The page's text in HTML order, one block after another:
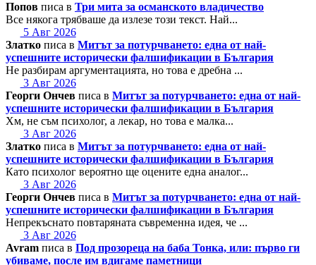
Попов писа в Три мита за османското владичество
Все някога трябваше да излезе този текст. Най...
5 Авг 2026
Златко писа в Митът за потурчването: една от най-
успешните исторически фалшификации в България
Не разбирам аргументацията, но това е дребна ...
3 Авг 2026
Георги Ончев писа в Митът за потурчването: една от най-
успешните исторически фалшификации в България
Хм, не съм психолог, а лекар, но това е малка...
3 Авг 2026
Златко писа в Митът за потурчването: една от най-
успешните исторически фалшификации в България
Като психолог вероятно ще оцените една аналог...
3 Авг 2026
Георги Ончев писа в Митът за потурчването: една от най-
успешните исторически фалшификации в България
Непрекъснато повтаряната съвременна идея, че ...
3 Авг 2026
Avram писа в Под прозореца на баба Тонка, или: първо ги
убиваме, после им вдигаме паметници